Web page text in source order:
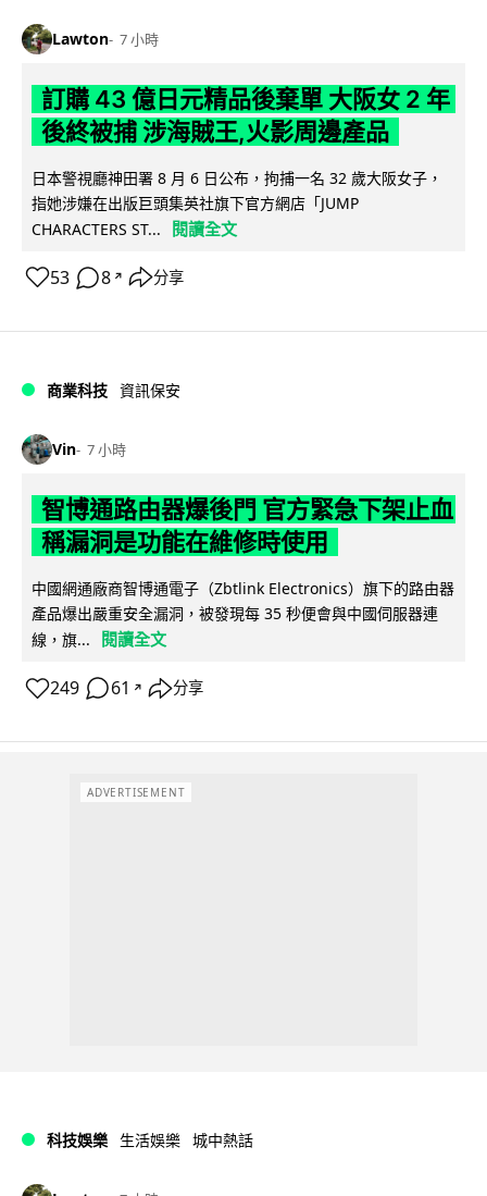
Lawton 7 小時
訂購 43 億日元精品後棄單 大阪女 2 年
後終被捕 涉海賊王,火影周邊產品
日本警視廳神田署 8 月 6 日公布，拘捕一名 32 歲大阪女子，
指她涉嫌在出版巨頭集英社旗下官方網店「JUMP
CHARACTERS ST...
閱讀全文
53 8 ↗ 分享
商業科技 資訊保安
Vin 7 小時
智博通路由器爆後門 官方緊急下架止血
稱漏洞是功能在維修時使用
中國網通廠商智博通電子（Zbtlink Electronics）旗下的路由器
產品爆出嚴重安全漏洞，被發現每 35 秒便會與中國伺服器連
線，旗...
閱讀全文
249 61 ↗ 分享
ADVERTISEMENT
科技娛樂 生活娛樂 城中熱話